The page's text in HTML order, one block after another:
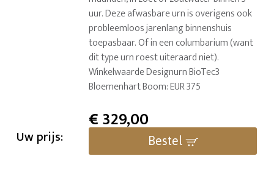
uur. Deze afwasbare urn is overigens ook
probleemloos jarenlang binnenshuis
toepasbaar. Of in een columbarium (want
dit type urn roest uiteraard niet).
Winkelwaarde Designurn BioTec3
Bloemenhart Boom: EUR 375
Uw prijs:
€329,00
Bestel